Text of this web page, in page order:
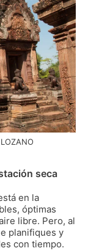
seca
en la
óptimas
libre. Pero, al
planifiques y
con tiempo.